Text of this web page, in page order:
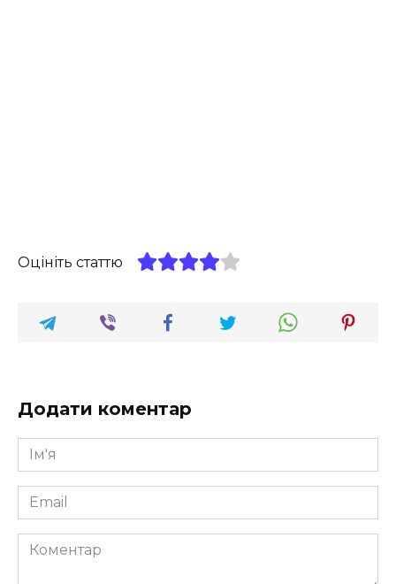
Оцініть статтю
Додати коментар
Ім'я
*
Email
*
Коментар